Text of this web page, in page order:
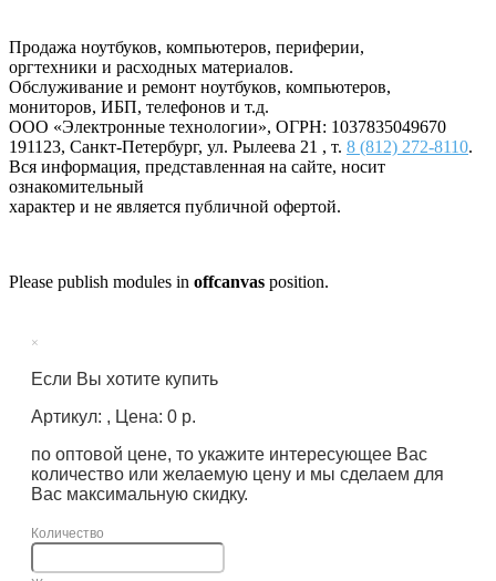
Продажа ноутбуков, компьютеров, периферии,
оргтехники и расходных материалов.
Обслуживание и ремонт ноутбуков, компьютеров,
мониторов, ИБП, телефонов и т.д.
ООО «Электронные технологии», ОГРН: 1037835049670
191123, Санкт-Петербург, ул. Рылеева 21 , т. 8 (812) 272-8110.
Вся информация, представленная на сайте, носит
ознакомительный
характер и не является публичной офертой.
Please publish modules in offcanvas position.
×
Если Вы хотите купить
Артикул: , Цена: 0 р.
по оптовой цене, то укажите интересующее Вас
количество или желаемую цену и мы сделаем для
Вас максимальную скидку.
Количество